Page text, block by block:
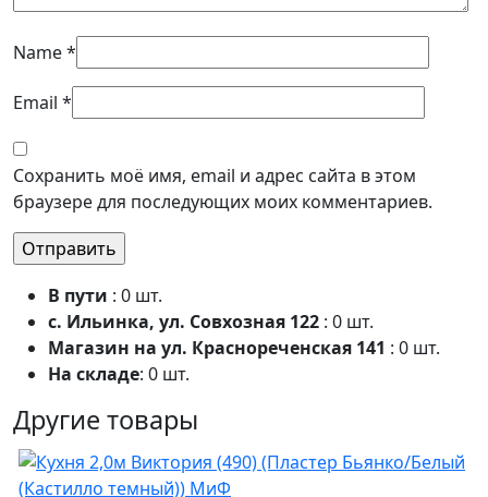
Name*
Email *
Сохранить моё имя, email и адрес сайта в этом
браузере для последующих моих комментариев.
В пути : 0 шт.
с. Ильинка, ул. Совхозная 122 : 0 шт.
Магазин на ул. Краснореченская 141 : 0 шт.
На складе: 0 шт.
Другие товары